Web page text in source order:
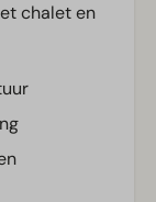
chalet en